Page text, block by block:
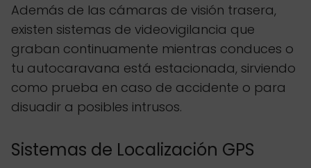
Además de las cámaras de visión trasera,
existen sistemas de videovigilancia que
graban continuamente mientras conduces o
tu autocaravana está estacionada, sirviendo
como prueba en caso de accidente o para
disuadir a posibles intrusos.
Sistemas de Localización GPS